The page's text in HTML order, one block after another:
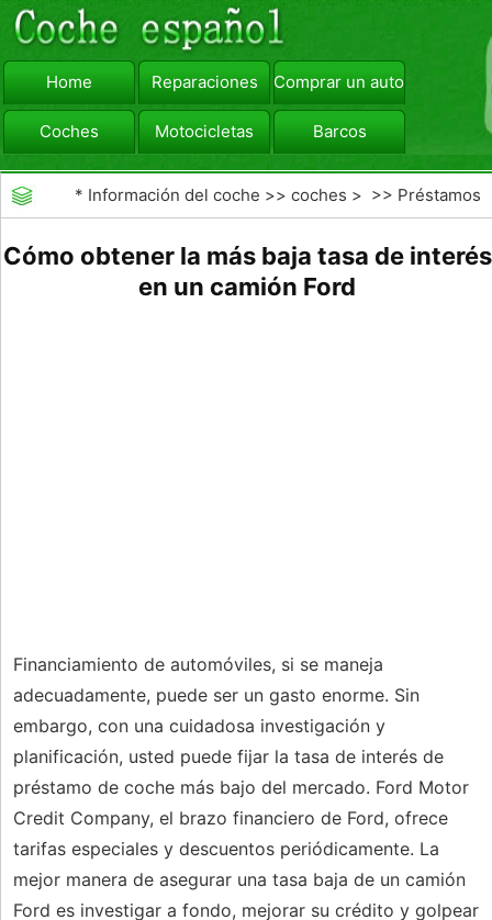
Home Reparaciones Comprar un automóvil
Coches Motocicletas Barcos
viajar Camiones
* Información del coche >>coches > >> Préstamos
Cómo obtener la más baja tasa de interés
en un camión Ford
Financiamiento de automóviles, si se maneja
adecuadamente, puede ser un gasto enorme. Sin
embargo, con una cuidadosa investigación y
planificación, usted puede fijar la tasa de interés de
préstamo de coche más bajo del mercado. Ford Motor
Credit Company, el brazo financiero de Ford, ofrece
tarifas especiales y descuentos periódicamente. La
mejor manera de asegurar una tasa baja de un camión
Ford es investigar a fondo, mejorar su crédito y golpear